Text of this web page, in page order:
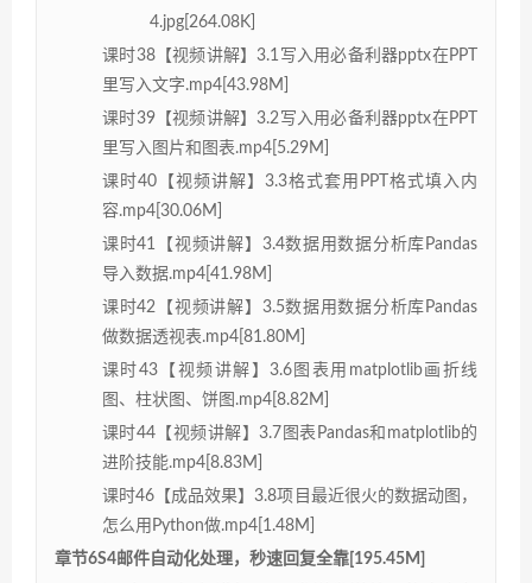
4.jpg[264.08K]
课时38【视频讲解】3.1写入用必备利器pptx在PPT
里写入文字.mp4[43.98M]
课时39【视频讲解】3.2写入用必备利器pptx在PPT
里写入图片和图表.mp4[5.29M]
课时40【视频讲解】3.3格式套用PPT格式填入内
容.mp4[30.06M]
课时41【视频讲解】3.4数据用数据分析库Pandas
导入数据.mp4[41.98M]
课时42【视频讲解】3.5数据用数据分析库Pandas
做数据透视表.mp4[81.80M]
课时43【视频讲解】3.6图表用matplotlib画折线
图、柱状图、饼图.mp4[8.82M]
课时44【视频讲解】3.7图表Pandas和matplotlib的
进阶技能.mp4[8.83M]
课时46【成品效果】3.8项目最近很火的数据动图，
怎么用Python做.mp4[1.48M]
章节6S4邮件自动化处理，秒速回复全靠[195.45M]